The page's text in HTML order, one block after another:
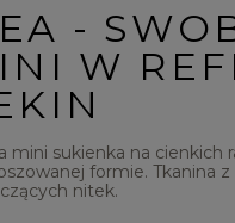
-
W
mini sukienka na cienkich
formie. Tkanina
nitek.